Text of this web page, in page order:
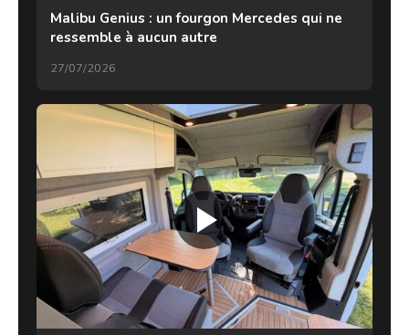
Malibu Genius : un fourgon Mercedes qui ne
ressemble à aucun autre
27/07/2026